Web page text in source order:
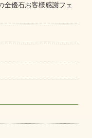
全優石お客様感謝フェ